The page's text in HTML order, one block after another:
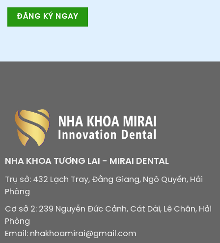
NHA KHOA TƯƠNG LAI - MIRAI DENTAL
Trụ sở: 432 Lạch Tray, Đằng Giang, Ngô Quyền, Hải
Phòng
Cơ sở 2: 239 Nguyễn Đức Cảnh, Cát Dài, Lê Chân, Hải
Phòng
Email: nhakhoamirai@gmail.com